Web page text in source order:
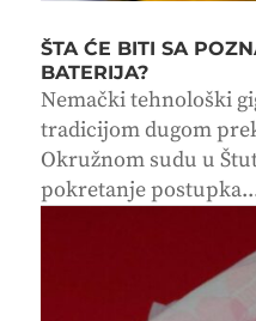
ŠTA ĆE BITI SA
BATERIJA?
Nemački tehnološki
tradicijom dugom
Okružnom sudu u
pokretanje